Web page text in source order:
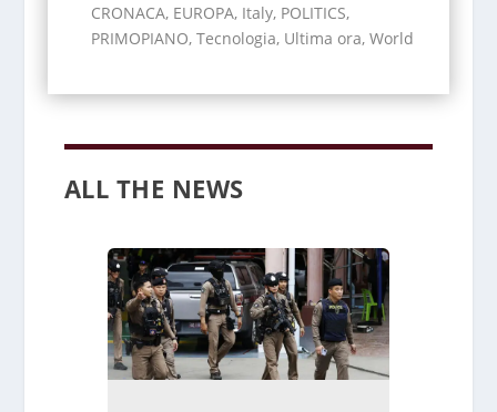
CRONACA, EUROPA, Italy, POLITICS,
PRIMOPIANO, Tecnologia, Ultima ora, World
ALL THE NEWS